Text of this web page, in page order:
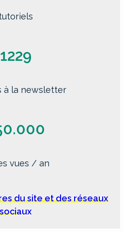
1229
à la newsletter
vues / an
du site et des réseaux
sociaux